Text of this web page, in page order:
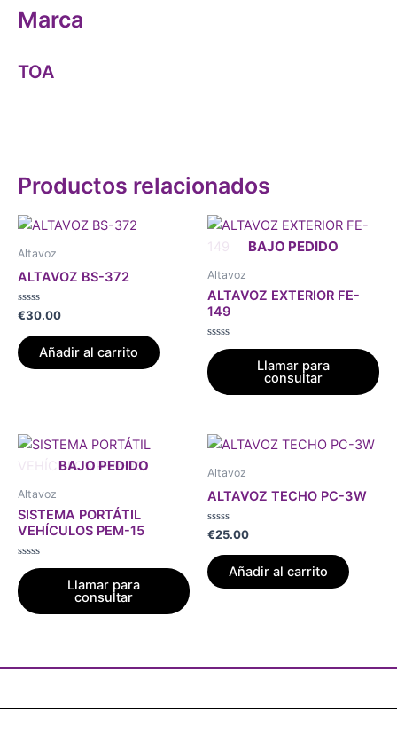
Marca
TOA
Productos relacionados
Altavoz
ALTAVOZ BS-372
Valorado
de
5
€30.00
Añadir al carrito
Altavoz
ALTAVOZ EXTERIOR FE-
149
Valorado
con
0
de
5
Llamar para
consultar
Altavoz
SISTEMA PORTÁTIL
VEHÍCULOS PEM-15
Valorado
con
0
de
5
Llamar para
consultar
Altavoz
ALTAVOZ TECHO PC-3W
Valorado
con
de
5
€25.00
Añadir al carrito